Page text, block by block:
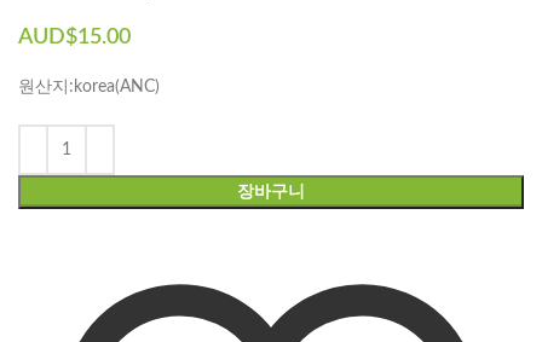
AUD$15.00
원산지:korea(ANC)
장바구니